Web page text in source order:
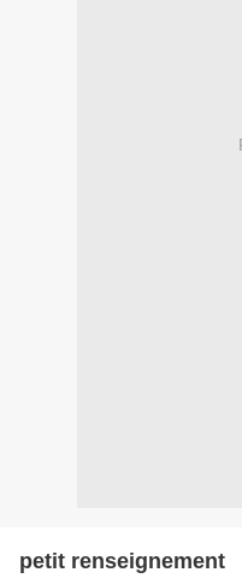
petit renseignement